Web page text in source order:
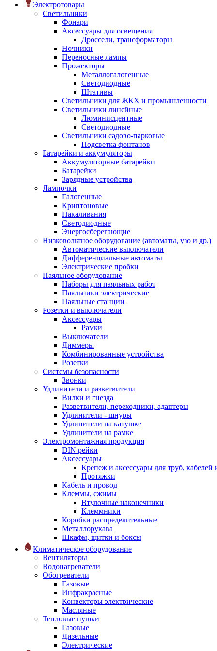
Электротовары
Светильники
Фонари
Аксессуары для освещения
Дроссели, трансформаторы
Ночники
Переносные лампы
Прожекторы
Металлогалогенные
Светодиодные
Штативы
Светильники для ЖКХ и промышленности
Светильники линейные
Люминисцентные
Светодиодные
Светильники садово-парковые
Подсветка фонтанов
Батарейки и аккумуляторы
Аккумуляторные батарейки
Батарейки
Зарядные устройства
Лампочки
Галогенные
Криптоновые
Накаливания
Светодиодные
Энергосберегающие
Низковольтное оборудование (автоматы, узо и др.)
Автоматические выключатели
Дифференциальные автоматы
Электрические пробки
Паяльное оборудование
Наборы для паяльных работ
Паяльники электрические
Паяльные станции
Розетки и выключатели
Аксессуары
Рамки
Выключатели
Диммеры
Комбинированные устройства
Розетки
Системы безопасности
Звонки
Удлинители и разветвители
Вилки и гнезда
Разветвители, переходники, адаптеры
Удлинители - шнуры
Удлинители на катушке
Удлинители на рамке
Электромонтажная продукция
DIN рейки
Аксессуары
Крепеж и аксессуары для труб, кабелей
Протяжки
Кабель и провод
Клеммы, сжимы
Втулочные наконечники
Клеммники
Коробки распределительные
Металлорукава
Шкафы, щитки и боксы
Климатическое оборудование
Вентиляторы
Водонагреватели
Обогреватели
Газовые
Инфракрасные
Конвекторы электрические
Масляные
Тепловые пушки
Газовые
Дизельные
Электрические